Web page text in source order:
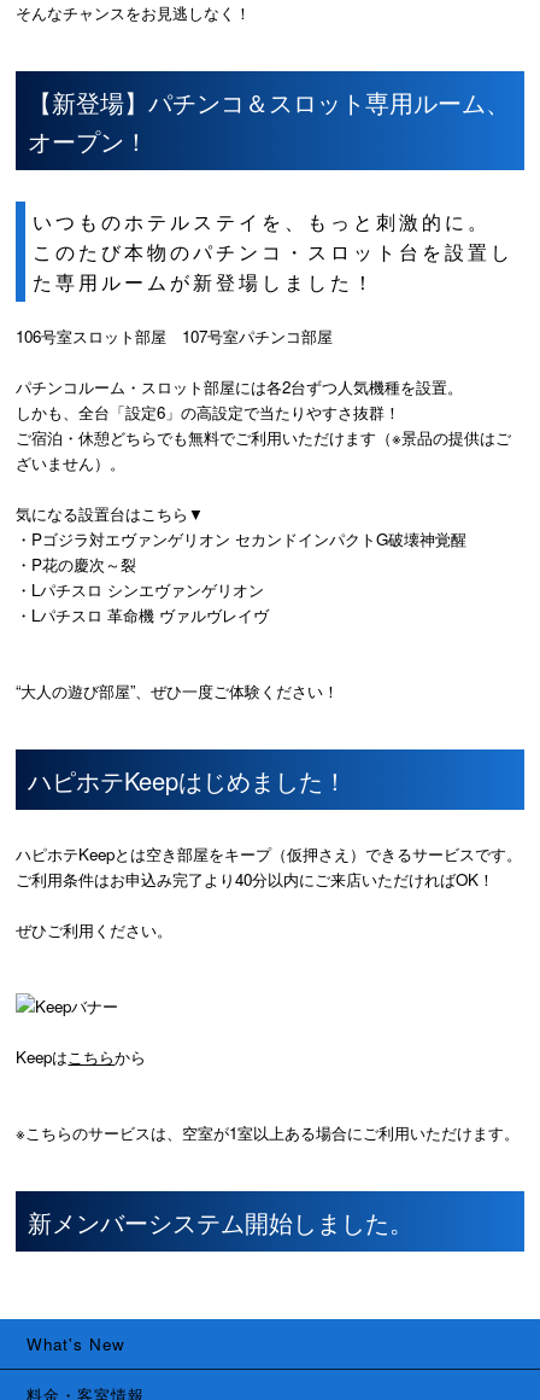
そんなチャンスをお見逃しなく！
【新登場】パチンコ＆スロット専用ルーム、
オープン！
いつものホテルステイを、もっと刺激的に。
このたび本物のパチンコ・スロット台を設置し
た専用ルームが新登場しました！
106号室スロット部屋 107号室パチンコ部屋
パチンコルーム・スロット部屋には各2台ずつ人気機種を設置。
しかも、全台「設定6」の高設定で当たりやすさ抜群！
ご宿泊・休憩どちらでも無料でご利用いただけます（※景品の提供はご
ざいません）。
気になる設置台はこちら▼
・Pゴジラ対エヴァンゲリオン セカンドインパクトG破壊神覚醒
・P花の慶次～裂
・Lパチスロ シンエヴァンゲリオン
・Lパチスロ 革命機 ヴァルヴレイヴ
“大人の遊び部屋”、ぜひ一度ご体験ください！
ハピホテKeepはじめました！
ハピホテKeepとは空き部屋をキープ（仮押さえ）できるサービスです。
ご利用条件はお申込み完了より40分以内にご来店いただければOK！
ぜひご利用ください。
Keepはこちらから
※こちらのサービスは、空室が1室以上ある場合にご利用いただけます。
新メンバーシステム開始しました。
What's New
料金・客室情報